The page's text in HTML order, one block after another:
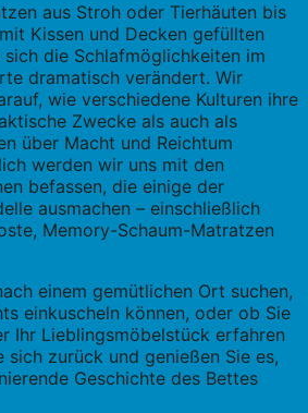
aus Stroh oder Tierhäuten bis
Kissen und Decken gefüllten
die Schlafmöglichkeiten im
dramatisch verändert. Wir
wie verschiedene Kulturen ihre
Zwecke als auch als
über Macht und Reichtum
werden wir uns mit den
befassen, die einige der
ausmachen – einschließlich
Memory-Schaum-Matratzen
einem gemütlichen Ort suchen,
einkuscheln können, oder ob Sie
Ihr Lieblingsmöbelstück erfahren
sich zurück und genießen Sie es,
Geschichte des Bettes